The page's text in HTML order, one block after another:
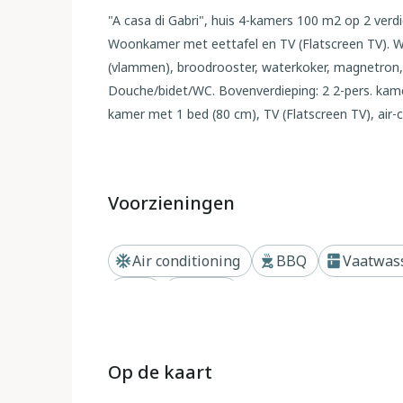
"A casa di Gabri", huis 4-kamers 100 m2 op 2
Woonkamer met eettafel en TV (Flatscreen TV).
(vlammen), broodrooster, waterkoker,
Douche/bidet/WC. Bovenverdieping: 2 2-pers.
kamer met 1 bed (80 cm), TV (Flatscreen TV),
woning. Maximaal 2 huisdieren/honden
Buiten
meer. Voor alleengebruik: tuin op verschillende
tuinmeubelen, barbecue. Berging beschikbaar.
Voorzieningen
Air conditioning BBQ
Op de kaart